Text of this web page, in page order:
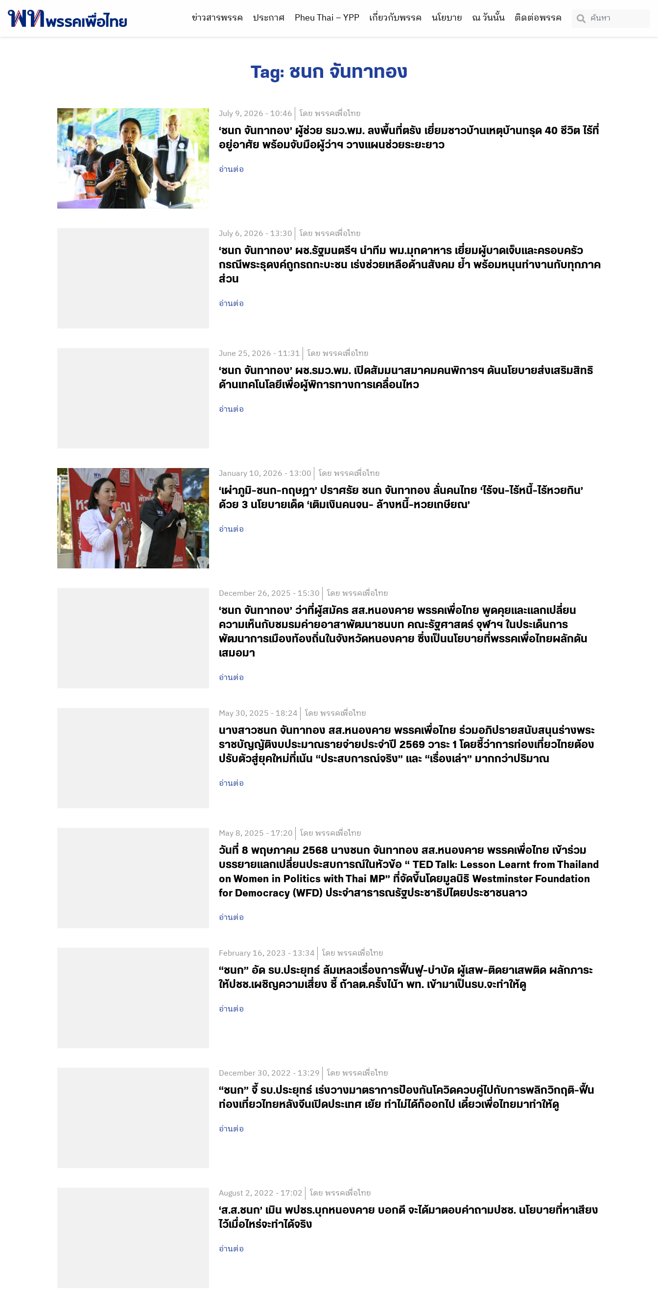
ข่าวสารพรรค ประกาศ Pheu Thai – YPP เกี่ยวกับพรรค นโยบาย ณ วันนั้น ติดต่อพรรค
Tag: ชนก จันทาทอง
July 9, 2026 - 10:46 โดย พรรคเพื่อไทย
‘ชนก จันทาทอง’ ผู้ช่วย รมว.พม. ลงพื้นที่ตรัง เยี่ยมชาวบ้านเหตุบ้านทรุด 40 ชีวิต ไร้ที่
อยู่อาศัย พร้อมจับมือผู้ว่าฯ วางแผนช่วยระยะยาว
อ่านต่อ
July 6, 2026 - 13:30 โดย พรรคเพื่อไทย
‘ชนก จันทาทอง’ ผช.รัฐมนตรีฯ นำทีม พม.มุกดาหาร เยี่ยมผู้บาดเจ็บและครอบครัว
กรณีพระธุดงค์ถูกรถกะบะชน เร่งช่วยเหลือด้านสังคม ย้ำ พร้อมหนุนทำงานกับทุกภาค
ส่วน
อ่านต่อ
June 25, 2026 - 11:31 โดย พรรคเพื่อไทย
‘ชนก จันทาทอง’ ผช.รมว.พม. เปิดสัมมนาสมาคมคนพิการฯ ดันนโยบายส่งเสริมสิทธิ
ด้านเทคโนโลยีเพื่อผู้พิการทางการเคลื่อนไหว
อ่านต่อ
January 10, 2026 - 13:00 โดย พรรคเพื่อไทย
‘เผ่าภูมิ-ชนก-กฤษฎา’ ปราศรัย ชนก จันทาทอง ลั่นคนไทย ‘ไร้จน-ไร้หนี้-ไร้หวยกิน’
ด้วย 3 นโยบายเด็ด ‘เติมเงินคนจน- ล้างหนี้-หวยเกษียณ’
อ่านต่อ
December 26, 2025 - 15:30 โดย พรรคเพื่อไทย
‘ชนก จันทาทอง’ ว่าที่ผู้สมัคร สส.หนองคาย พรรคเพื่อไทย พูดคุยและแลกเปลี่ยน
ความเห็นกับชมรมค่ายอาสาพัฒนาชนบท คณะรัฐศาสตร์ จุฬาฯ ในประเด็นการ
พัฒนาการเมืองท้องถิ่นในจังหวัดหนองคาย ซึ่งเป็นนโยบายที่พรรคเพื่อไทยผลักดัน
เสมอมา
อ่านต่อ
May 30, 2025 - 18:24 โดย พรรคเพื่อไทย
นางสาวชนก จันทาทอง สส.หนองคาย พรรคเพื่อไทย ร่วมอภิปรายสนับสนุนร่างพระ
ราชบัญญัติงบประมาณรายจ่ายประจำปี 2569 วาระ 1 โดยชี้ว่าการท่องเที่ยวไทยต้อง
ปรับตัวสู่ยุคใหม่ที่เน้น “ประสบการณ์จริง” และ “เรื่องเล่า” มากกว่าปริมาณ
อ่านต่อ
May 8, 2025 - 17:20 โดย พรรคเพื่อไทย
วันที่ 8 พฤษภาคม 2568 นางชนก จันทาทอง สส.หนองคาย พรรคเพื่อไทย เข้าร่วม
บรรยายแลกเปลี่ยนประสบการณ์ในหัวข้อ “ TED Talk: Lesson Learnt from Thailand
on Women in Politics with Thai MP” ที่จัดขึ้นโดยมูลนิธิ Westminster Foundation
for Democracy (WFD) ประจำสาธารณรัฐประชาธิปไตยประชาชนลาว
อ่านต่อ
February 16, 2023 - 13:34 โดย พรรคเพื่อไทย
“ชนก” อัด รบ.ประยุทธ์ ล้มเหลวเรื่องการฟื้นฟู-บำบัด ผู้เสพ-ติดยาเสพติด ผลักภาระ
ให้ปชช.เผชิญความเสี่ยง ชี้ ถ้าลต.ครั้งไน้า พท. เข้ามาเป็นรบ.จะทำให้ดู
อ่านต่อ
December 30, 2022 - 13:29 โดย พรรคเพื่อไทย
“ชนก” จี้ รบ.ประยุทธ์ เร่งวางมาตราการป้องกันโควิดควบคู่ไปกับการพลิกวิกฤติ-ฟื้น
ท่องเที่ยวไทยหลังจีนเปิดประเทศ เย้ย ทำไม่ได้ก็ออกไป เดี๋ยวเพื่อไทยมาทำให้ดู
อ่านต่อ
August 2, 2022 - 17:02 โดย พรรคเพื่อไทย
‘ส.ส.ชนก’ เมิน พปชร.บุกหนองคาย บอกดี จะได้มาตอบคำถามปชช. นโยบายที่หาเสียง
ไว้เมื่อไหร่จะทำได้จริง
อ่านต่อ